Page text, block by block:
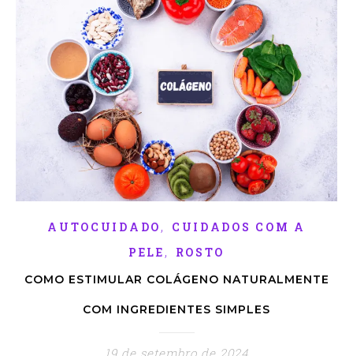
AUTOCUIDADO ,
CUIDADOS COM A
PELE , ROSTO
COMO ESTIMULAR COLÁGENO NATURALMENTE
COM INGREDIENTES SIMPLES
19 de setembro de 2024